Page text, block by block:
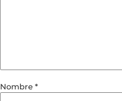
Nombre *